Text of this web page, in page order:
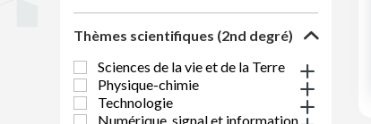
Thèmes scientifiques (2nd degré)
Sciences de la vie et de la Terre
Physique-chimie
Technologie
Numérique, signal et information